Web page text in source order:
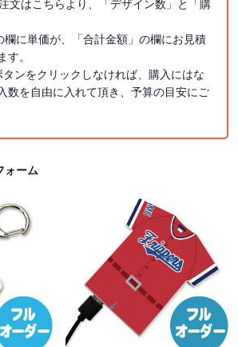
に単価が、「合計金額」の欄にお見積
。
ンをクリックしなければ、購入にはな
数を自由に入れて頂き、予算の目安にご
ォーム